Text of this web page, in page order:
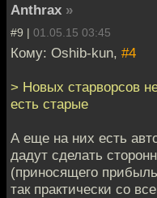
Anthrax »
#9 | 01.05.15 03:45
Кому: Oshib-kun, #4
> Новых старворсов
есть старые
А еще на них есть
дадут сделать
(приносящего
так практически со